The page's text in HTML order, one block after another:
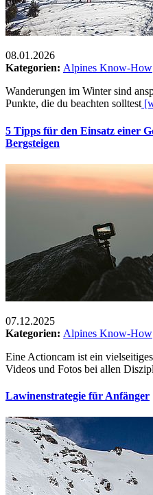
08.01.2026
Kategorien: Alpines Know-How
Wanderungen im Winter sind
Punkte, die du beachten solltest
5 Tipps für den Einsatz einer
Bergsteigen
07.12.2025
Kategorien: Alpines Know-How
Eine Actioncam ist ein
Videos und Fotos bei allen
Lawinenstrategie für Anfänger